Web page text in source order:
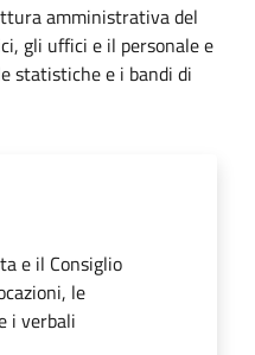
amministrativa del
gli uffici e il personale e
statistiche e i bandi di
e il Consiglio
le
i verbali